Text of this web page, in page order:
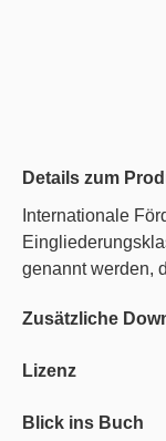
Details zum
Internationale
genannt werden,
Zusätzliche
Lizenz
Blick ins Buch